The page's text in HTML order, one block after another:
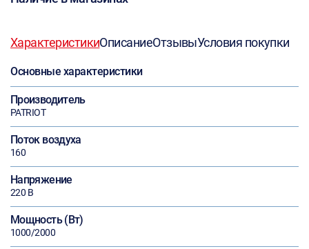
ХарактеристикиОписаниеОтзывыУсловия покупки
Основные характеристики
Производитель
PATRIOT
Поток воздуха
160
Напряжение
220 В
Мощность (Вт)
1000/2000